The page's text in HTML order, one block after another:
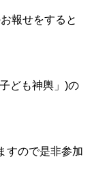
報せをすると
ども神輿」)の
すので是非参加